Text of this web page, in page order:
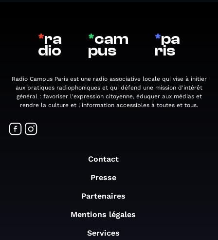
*ra
dio
*cam
pus
*pa
ris
Radio Campus Paris est une radio associative locale qui vise à initier
aux pratiques radiophoniques et qui défend une mission d'intérêt
général : favoriser l'expression citoyenne, éduquer aux médias et
rendre la culture et l'information accessibles à toutes et tous.
Contact
Presse
Partenaires
Mentions légales
Services